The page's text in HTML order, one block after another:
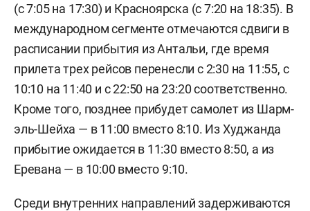
(с 7:05 на 17:30) и Красноярска (с 7:20 на 18:35). В
международном сегменте отмечаются сдвиги в
расписании прибытия из Антальи, где время
прилета трех рейсов перенесли с 2:30 на 11:55, с
10:10 на 11:40 и с 22:50 на 23:20 соответственно.
Кроме того, позднее прибудет самолет из Шарм-
эль-Шейха — в 11:00 вместо 8:10. Из Худжанда
прибытие ожидается в 11:30 вместо 8:50, а из
Еревана — в 10:00 вместо 9:10.
Среди внутренних направлений задерживаются